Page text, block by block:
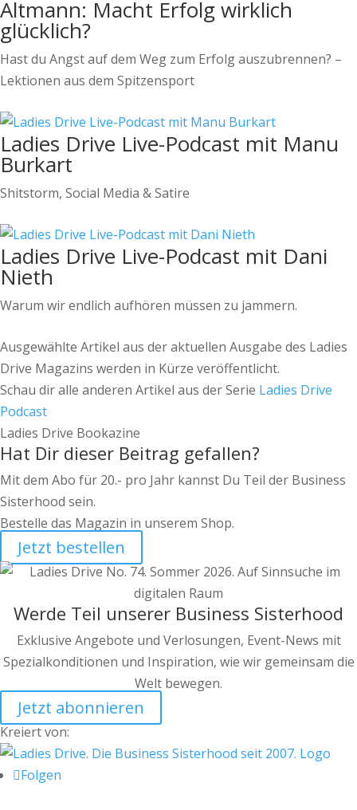
Altmann: Macht Erfolg wirklich
glücklich?
Hast du Angst auf dem Weg zum Erfolg auszubrennen? –
Lektionen aus dem Spitzensport
Ladies Drive Live-Podcast mit Manu
Burkart
Shitstorm, Social Media & Satire
Ladies Drive Live-Podcast mit Dani
Nieth
Warum wir endlich aufhören müssen zu jammern.
Ausgewählte Artikel aus der aktuellen Ausgabe des Ladies
Drive Magazins werden in Kürze veröffentlicht.
Schau dir alle anderen Artikel aus der Serie Ladies Drive
Podcast
Ladies Drive Bookazine
Hat Dir dieser Beitrag gefallen?
Mit dem Abo für 20.- pro Jahr kannst Du Teil der Business
Sisterhood sein.
Bestelle das Magazin in unserem Shop.
Jetzt bestellen
Werde Teil unserer Business Sisterhood
Exklusive Angebote und Verlosungen, Event-News mit
Spezialkonditionen und Inspiration, wie wir gemeinsam die
Welt bewegen.
Jetzt abonnieren
Kreiert von:
Folgen